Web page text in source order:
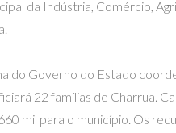
da Indústria, Comércio,
do Governo do Estado
22 famílias de Charrua.
mil para o município. Os